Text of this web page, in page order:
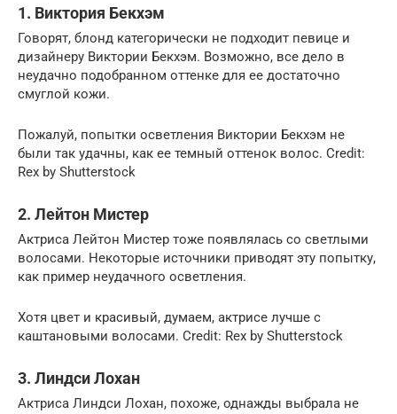
1. Виктория Бекхэм
Говорят, блонд категорически не подходит певице и
дизайнеру Виктории Бекхэм. Возможно, все дело в
неудачно подобранном оттенке для ее достаточно
смуглой кожи.
Пожалуй, попытки осветления Виктории Бекхэм не
были так удачны, как ее темный оттенок волос. Credit:
Rex by Shutterstock
2. Лейтон Мистер
Актриса Лейтон Мистер тоже появлялась со светлыми
волосами. Некоторые источники приводят эту попытку,
как пример неудачного осветления.
Хотя цвет и красивый, думаем, актрисе лучше с
каштановыми волосами. Credit: Rex by Shutterstock
3. Линдси Лохан
Актриса Линдси Лохан, похоже, однажды выбрала не